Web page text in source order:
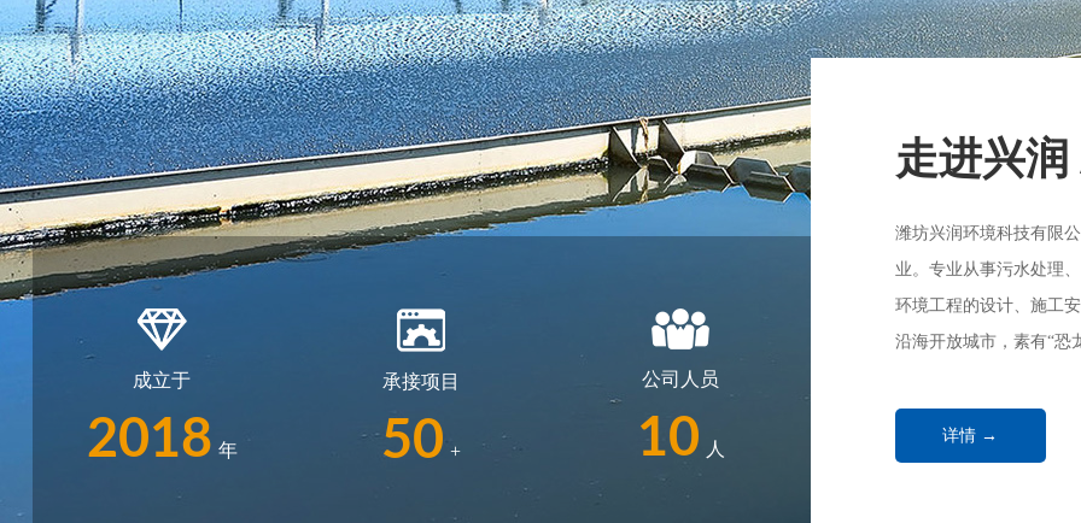
成立于
2018 年
承接项目
50 +
公司人员
10 人
走进兴润
潍坊兴润环境科技有限
业。专业从事污水处理
环境工程的设计、施工
沿海开放城市，素有“
详情 →